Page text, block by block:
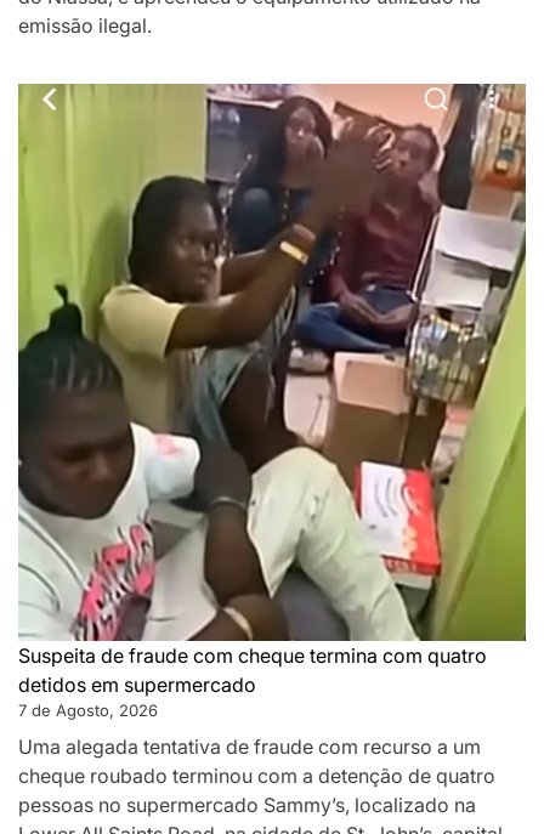
emissão ilegal.
Suspeita de fraude com cheque termina com quatro
detidos em supermercado
7 de Agosto, 2026
Uma alegada tentativa de fraude com recurso a um
cheque roubado terminou com a detenção de quatro
pessoas no supermercado Sammy’s, localizado na